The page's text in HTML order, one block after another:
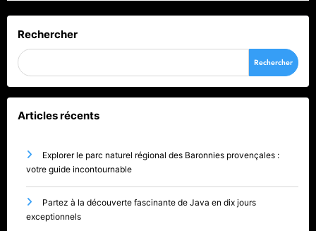
Rechercher
Rechercher
Articles récents
Explorer le parc naturel régional des Baronnies provençales :
votre guide incontournable
Partez à la découverte fascinante de Java en dix jours
exceptionnels